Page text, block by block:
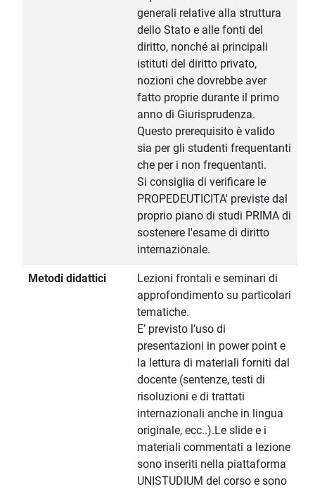
generali relative alla struttura
dello Stato e alle fonti del
diritto, nonché ai principali
istituti del diritto privato,
nozioni che dovrebbe aver
fatto proprie durante il primo
anno di Giurisprudenza.
Questo prerequisito è valido
sia per gli studenti frequentanti
che per i non frequentanti.
Si consiglia di verificare le
PROPEDEUTICITA' previste dal
proprio piano di studi PRIMA di
sostenere l'esame di diritto
internazionale.
Metodi didattici
Lezioni frontali e seminari di
approfondimento su particolari
tematiche.
E’ previsto l’uso di
presentazioni in power point e
la lettura di materiali forniti dal
docente (sentenze, testi di
risoluzioni e di trattati
internazionali anche in lingua
originale, ecc..).Le slide e i
materiali commentati a lezione
sono inseriti nella piattaforma
UNISTUDIUM del corso e sono